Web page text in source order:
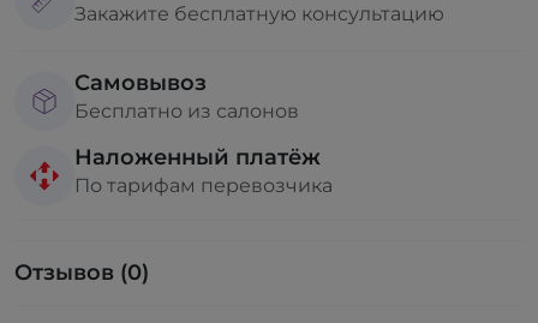
Закажите бесплатную консультацию
Самовывоз
Бесплатно из салонов
Наложенный платёж
По тарифам перевозчика
Отзывов (0)